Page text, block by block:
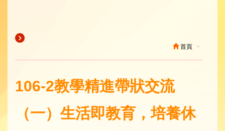
首頁
106-2教學精進帶狀交流
（一）生活即教育，培養休